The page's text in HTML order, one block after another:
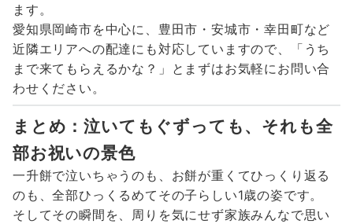
ます。
愛知県岡崎市を中心に、豊田市・安城市・幸田町など
近隣エリアへの配達にも対応していますので、「うち
まで来てもらえるかな？」とまずはお気軽にお問い合
わせください。
まとめ：泣いてもぐずっても、それも全
部お祝いの景色
一升餅で泣いちゃうのも、お餅が重くてひっくり返る
のも、全部ひっくるめてその子らしい1歳の姿です。
そしてその瞬間を、周りを気にせず家族みんなで思い